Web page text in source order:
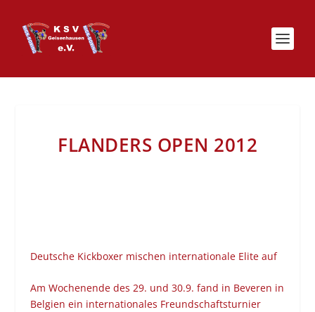
FLANDERS OPEN 2012
Deutsche Kickboxer mischen internationale Elite auf
Am Wochenende des 29. und 30.9. fand in Beveren in
Belgien ein internationales Freundschaftsturnier